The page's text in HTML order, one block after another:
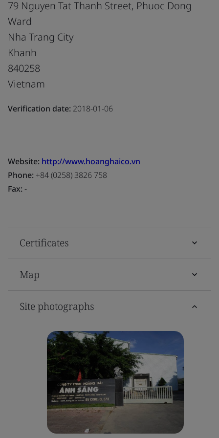
79 Nguyen Tat Thanh Street, Phuoc Dong
Ward
Nha Trang City
Khanh
840258
Vietnam
Verification date: 2018-01-06
Website: http://www.hoanghaico.vn
Phone: +84 (0258) 3826 758
Fax:-
Certificates
Map
Site photographs